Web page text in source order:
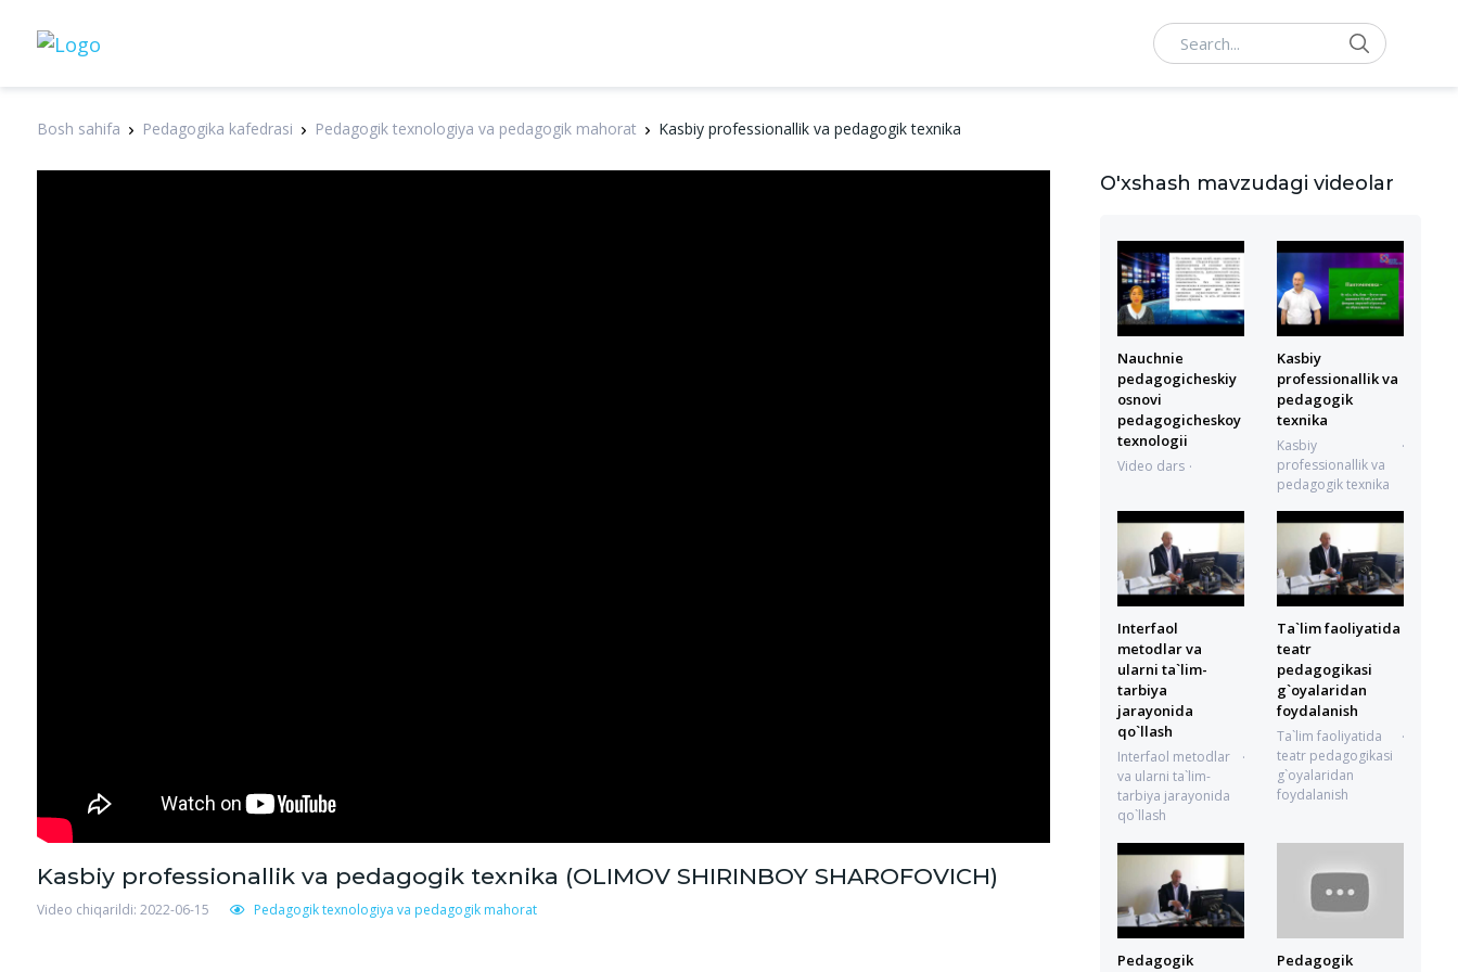
Search
Bosh sahifa Pedagogika kafedrasi Pedagogik texnologiya va pedagogik mahorat Kasbiy professionallik va pedagogik texnika
Kasbiy professionallik va pedagogik texnika (OLIMOV SHIRINBOY SHAROFOVICH)
Video chiqarildi: 2022-06-15 Pedagogik texnologiya va pedagogik mahorat
O'xshash mavzudagi videolar
Nauchnie
pedagogicheskiy
osnovi
pedagogicheskoy
texnologii
Video dars
Kasbiy
professionallik va
pedagogik
texnika
Kasbiy
professionallik va
pedagogik texnika
Interfaol
metodlar va
ularni ta`lim-
tarbiya
jarayonida
qo`llash
Interfaol metodlar
va ularni ta`lim-
tarbiya jarayonida
qo`llash
Ta`lim faoliyatida
teatr
pedagogikasi
g`oyalaridan
foydalanish
Ta`lim faoliyatida
teatr pedagogikasi
g`oyalaridan
foydalanish
Pedagogik
Pedagogik